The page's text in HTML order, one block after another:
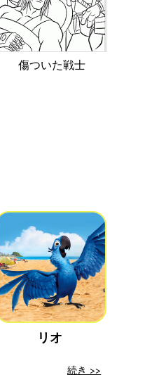
傷ついた戦士
リオ
続き >>